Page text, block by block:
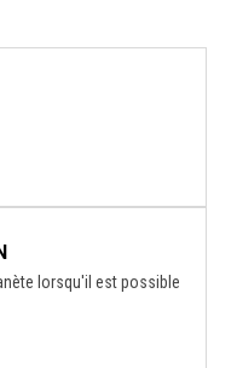
lorsqu'il est possible